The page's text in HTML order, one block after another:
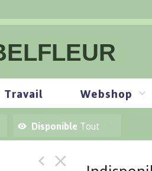
Travail Webshop
Disponible Tout